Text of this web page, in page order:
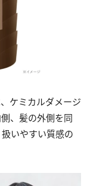
ケミカルダメージ
、髪の外側を同
いやすい質感の